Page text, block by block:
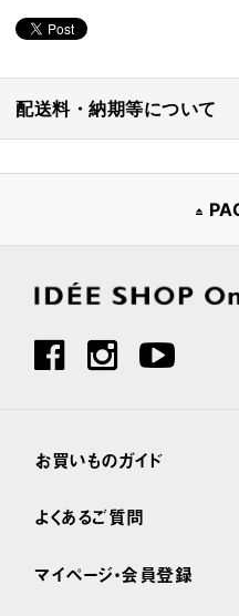
配送料・納期等について
お買いものガイド
よくあるご質問
マイページ・会員登録